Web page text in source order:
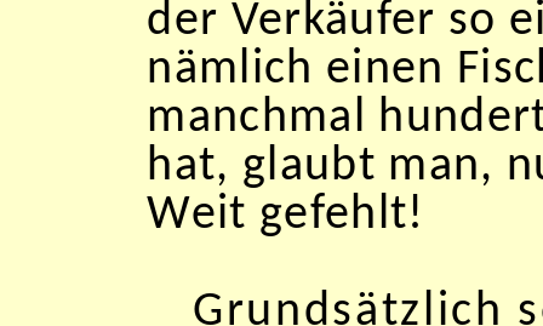
der Verkäufer so
nämlich einen
manchmal
hat, glaubt man,
Weit gefehlt!
Grundsätzlich